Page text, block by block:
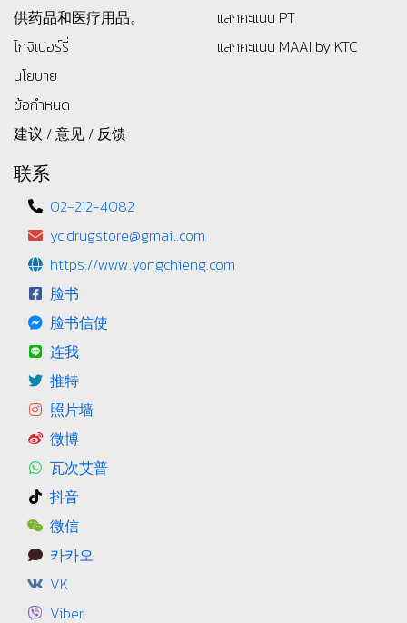
供药品和医疗用品。
โกจิเบอร์รี่
นโยบาย
ข้อกำหนด
建议 / 意见 / 反馈
แลกคะแนน PT
แลกคะแนน MAAI by KTC
联系
02-212-4082
yc.drugstore@gmail.com
https://www.yongchieng.com
脸书
脸书信使
连我
推特
照片墙
微博
瓦次艾普
抖音
微信
카카오
VK
Viber